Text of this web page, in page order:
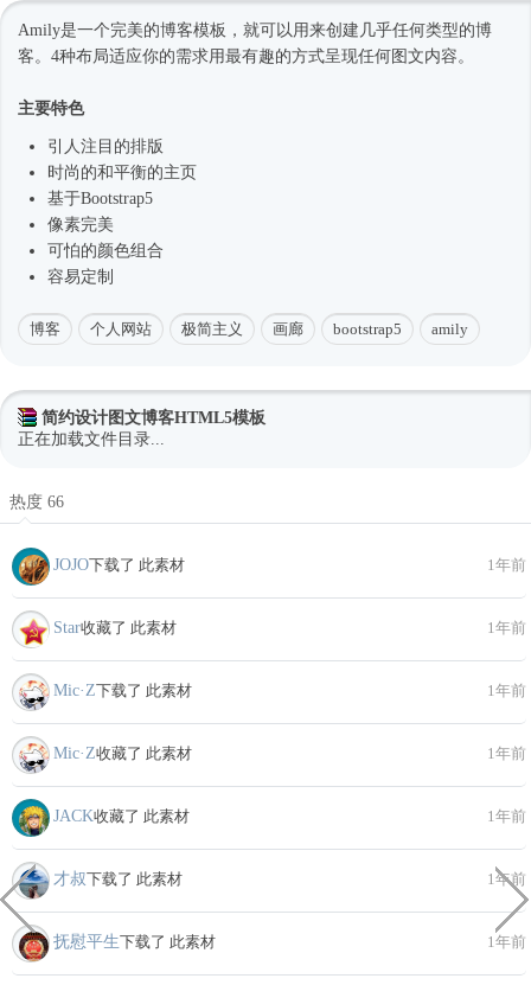
Amily是一个完美的博客模板，就可以用来创建几乎任何类型的博
客。4种布局适应你的需求用最有趣的方式呈现任何图文内容。
主要特色
引人注目的排版
时尚 的和平衡的主页
基于Bootstrap5
像素完美
可怕的颜色组合
容易定制
博客 个人网站 极简主义 画廊 bootstrap5 amily
简约设计图文博客HTML5模板
正在加载文件目录...
热度 66
JOJO下载了 此素材 1年前
Star收藏了 此素材 1年前
Mic·Z下载了 此素材 1年前
Mic·Z收藏了 此素材 1年前
JACK收藏了 此素材 1年前
才叔下载了 此素材 1年前
抚慰平生下载了 此素材 1年前